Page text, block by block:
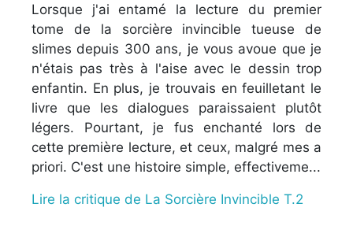
Lorsque j'ai entamé la lecture du premier
tome de la sorcière invincible tueuse de
slimes depuis 300 ans, je vous avoue que je
n'étais pas très à l'aise avec le dessin trop
enfantin. En plus, je trouvais en feuilletant le
livre que les dialogues paraissaient plutôt
légers. Pourtant, je fus enchanté lors de
cette première lecture, et ceux, malgré mes a
priori. C'est une histoire simple, effectiveme...
Lire la critique de La Sorcière Invincible T.2